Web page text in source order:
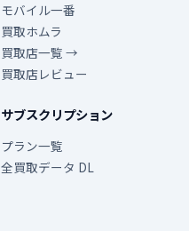
モバイル一番
買取ホムラ
買取店一覧 →
買取店レビュー
サブスクリプション
プラン一覧
全買取データ DL